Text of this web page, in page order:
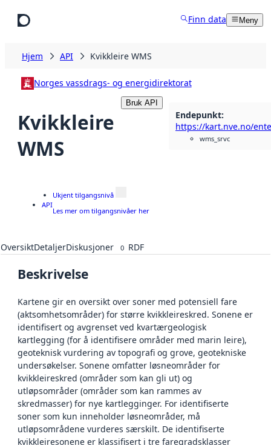
Finn data Meny
Hjem API Kvikkleire WMS
Norges vassdrags- og energidirektorat
Kvikkleire
WMS
Bruk API
Endepunkt:
wms_srvc
API
Ukjent tilgangsnivå
Les mer om tilgangsnivåer her
OversiktDetaljerDiskusjoner 0 RDF
Beskrivelse
Kartene gir en oversikt over soner med potensiell fare
(aktsomhetsområder) for større kvikkleireskred. Sonene er
identifisert og avgrenset ved kvartærgeologisk
kartlegging (for å identifisere områder med marin leire),
geoteknisk vurdering av topografi og grove, geotekniske
undersøkelser. Sonene omfatter løsneområder for
kvikkleireskred (områder som kan gli ut) og
utløpsområder (områder som kan rammes av
skredmasser) for nye kartlegginger. For identifiserte
soner som kun inneholder løsneområder, må
utløpsområdene vurderes særskilt. De identifiserte
kvikkleiresonene er klassifisert i tre faregradsklasser